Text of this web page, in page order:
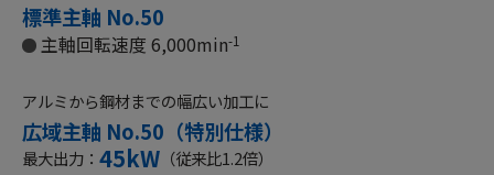
標準主軸 No.50
主軸回転速度 6,000min-1
アルミから鋼材までの幅広い加工に
広域主軸 No.50（特別仕様）
最大出力： 45kW （従来比1.2倍）